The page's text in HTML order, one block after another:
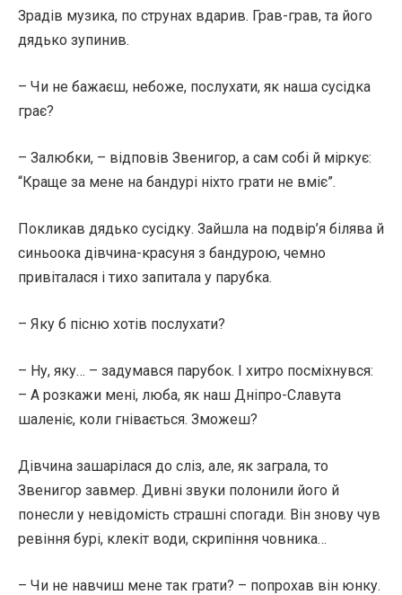
Зрадів музика, по струнах вдарив. Грав-грав, та його
дядько зупинив.
– Чи не бажаєш, небоже, послухати, як наша сусідка
грає?
– Залюбки, – відповів Звенигор, а сам собі й міркує:
“Краще за мене на бандурі ніхто грати не вміє”.
Покликав дядько сусідку. Зайшла на подвір’я білява й
синьоока дівчина-красуня з бандурою, чемно
привіталася і тихо запитала у парубка.
– Яку б пісню хотів послухати?
– Ну, яку… – задумався парубок. І хитро посміхнувся:
– А розкажи мені, люба, як наш Дніпро-Славута
шаленіє, коли гнівається. Зможеш?
Дівчина зашарілася до сліз, але, як заграла, то
Звенигор завмер. Дивні звуки полонили його й
понесли у невідомість страшні спогади. Він знову чув
ревіння бурі, клекіт води, скрипіння човника…
– Чи не навчиш мене так грати? – попрохав він юнку.